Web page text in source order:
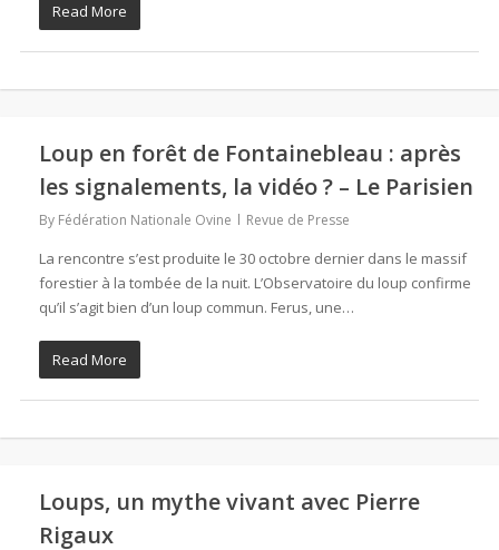
Read More
Loup en forêt de Fontainebleau : après
les signalements, la vidéo ? – Le Parisien
By Fédération Nationale Ovine Revue de Presse
La rencontre s’est produite le 30 octobre dernier dans le massif
forestier à la tombée de la nuit. L’Observatoire du loup confirme
qu’il s’agit bien d’un loup commun. Ferus, une…
Read More
Loups, un mythe vivant avec Pierre
Rigaux